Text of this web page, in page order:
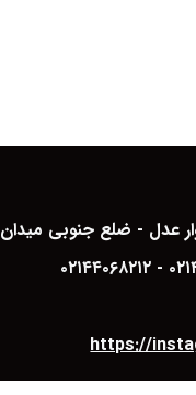
عدل - ضلع جنوبی میدان
https://